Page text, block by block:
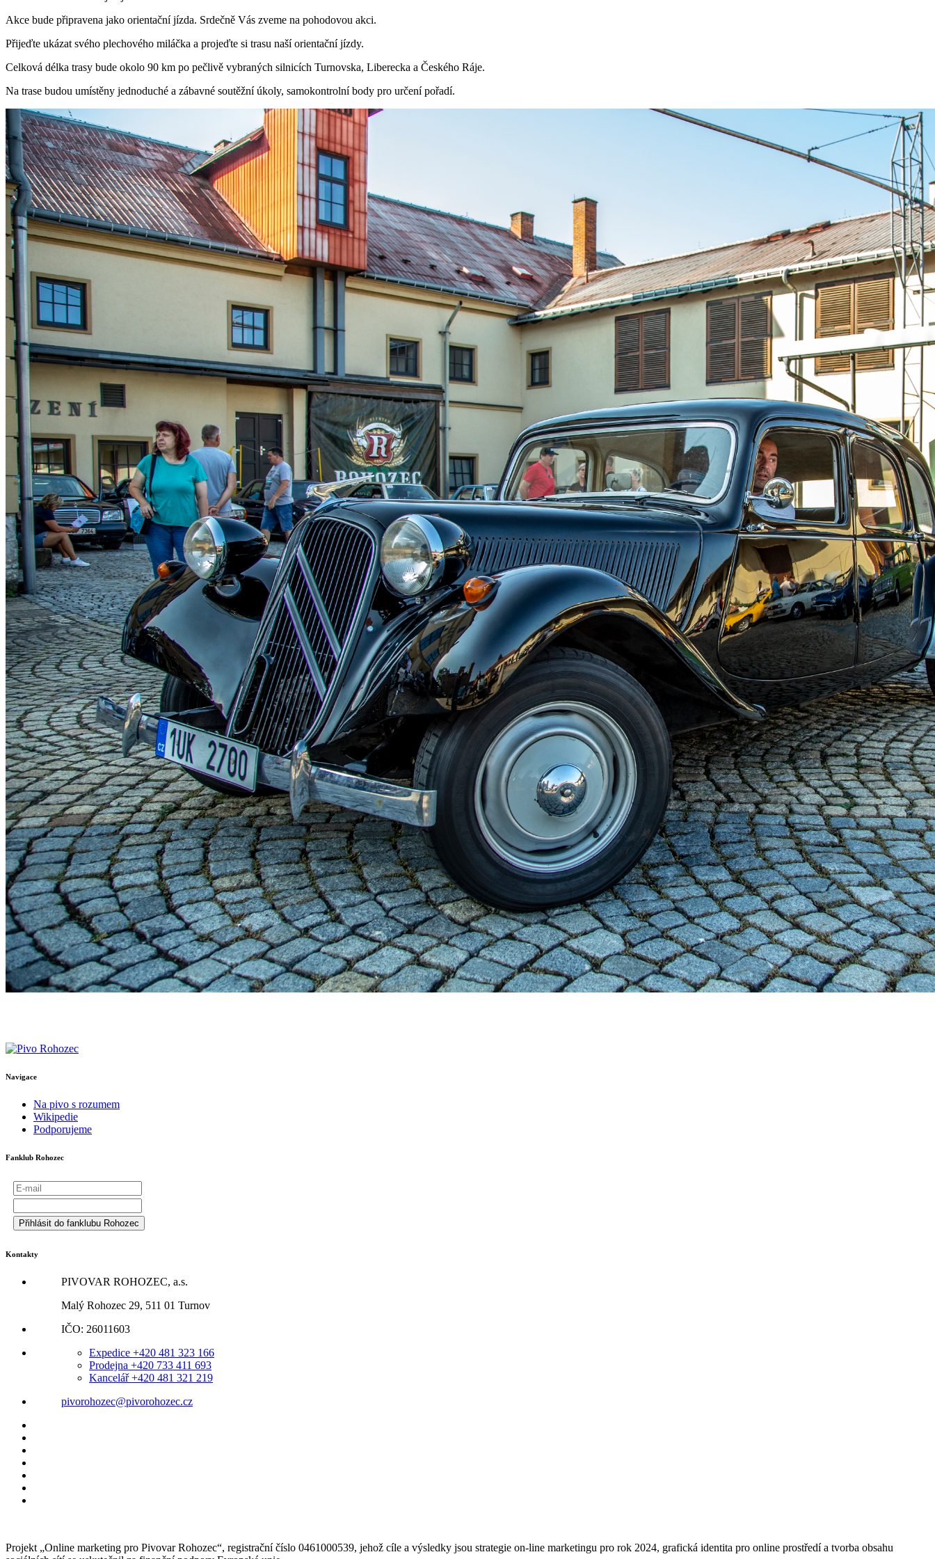
Akce bude připravena jako orientační jízda. Srdečně Vás zveme na pohodovou akci.
Přijeďte ukázat svého plechového miláčka a projeďte si trasu naší orientační jízdy.
Celková délka trasy bude okolo 90 km po pečlivě vybraných silnicích Turnovska, Liberecka a Českého Ráje.
Na trase budou umístěny jednoduché a zábavné soutěžní úkoly, samokontrolní body pro určení pořadí.
Navigace
Na pivo s rozumem
Wikipedie
Podporujeme
Fanklub Rohozec
Kontakty
PIVOVAR ROHOZEC, a.s.
Malý Rohozec 29, 511 01 Turnov
IČO: 26011603
Expedice +420 481 323 166
Prodejna +420 733 411 693
Kancelář +420 481 321 219
pivorohozec@pivorohozec.cz
Projekt „Online marketing pro Pivovar Rohozec“, registrační číslo 0461000539, jehož cíle a výsledky jsou strategie on-line marketingu pro rok 2024, grafická identita pro online prostředí a tvorba obsahu